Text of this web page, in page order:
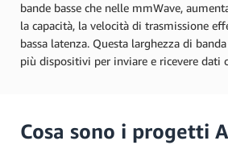
bande basse che nelle mmWave,
la capacità, la velocità di trasmissione
bassa latenza. Questa larghezza di
più dispositivi per inviare e ricevere dati
Cosa sono i progetti